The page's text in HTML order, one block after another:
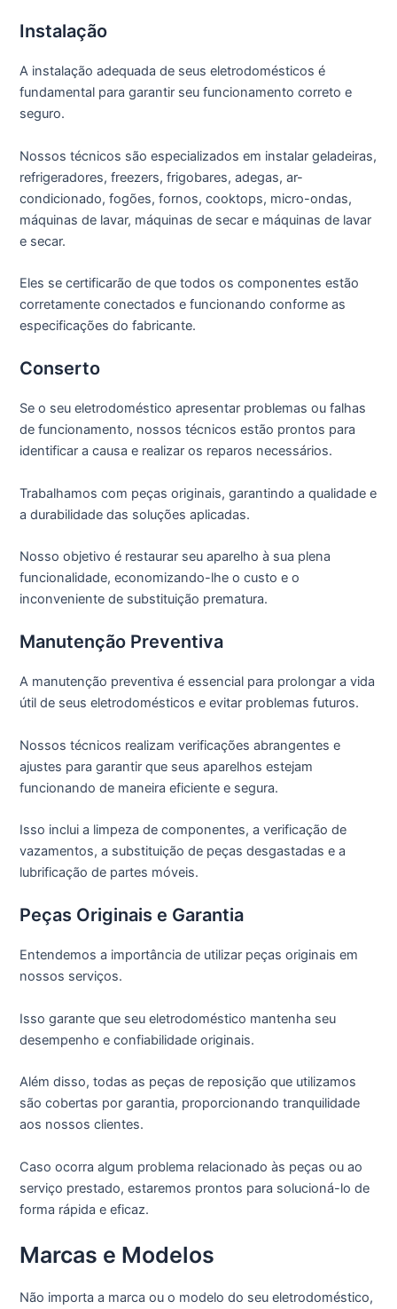
Instalação
A instalação adequada de seus eletrodomésticos é
fundamental para garantir seu funcionamento correto e
seguro.
Nossos técnicos são especializados em instalar geladeiras,
refrigeradores, freezers, frigobares, adegas, ar-
condicionado, fogões, fornos, cooktops, micro-ondas,
máquinas de lavar, máquinas de secar e máquinas de lavar
e secar.
Eles se certificarão de que todos os componentes estão
corretamente conectados e funcionando conforme as
especificações do fabricante.
Conserto
Se o seu eletrodoméstico apresentar problemas ou falhas
de funcionamento, nossos técnicos estão prontos para
identificar a causa e realizar os reparos necessários.
Trabalhamos com peças originais, garantindo a qualidade e
a durabilidade das soluções aplicadas.
Nosso objetivo é restaurar seu aparelho à sua plena
funcionalidade, economizando-lhe o custo e o
inconveniente de substituição prematura.
Manutenção Preventiva
A manutenção preventiva é essencial para prolongar a vida
útil de seus eletrodomésticos e evitar problemas futuros.
Nossos técnicos realizam verificações abrangentes e
ajustes para garantir que seus aparelhos estejam
funcionando de maneira eficiente e segura.
Isso inclui a limpeza de componentes, a verificação de
vazamentos, a substituição de peças desgastadas e a
lubrificação de partes móveis.
Peças Originais e Garantia
Entendemos a importância de utilizar peças originais em
nossos serviços.
Isso garante que seu eletrodoméstico mantenha seu
desempenho e confiabilidade originais.
Além disso, todas as peças de reposição que utilizamos
são cobertas por garantia, proporcionando tranquilidade
aos nossos clientes.
Caso ocorra algum problema relacionado às peças ou ao
serviço prestado, estaremos prontos para solucioná-lo de
forma rápida e eficaz.
Marcas e Modelos
Não importa a marca ou o modelo do seu eletrodoméstico,